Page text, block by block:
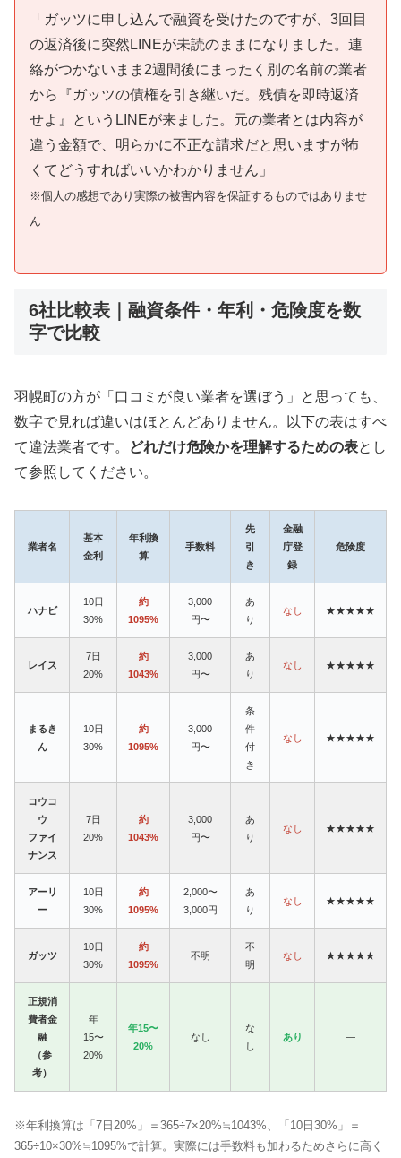
「ガッツに申し込んで融資を受けたのですが、3回目
の返済後に突然LINEが未読のままになりました。連
絡がつかないまま2週間後にまったく別の名前の業者
から『ガッツの債権を引き継いだ。残債を即時返済
せよ』というLINEが来ました。元の業者とは内容が
違う金額で、明らかに不正な請求だと思いますが怖
くてどうすればいいかわかりません」
※個人の感想であり実際の被害内容を保証するものではありませ
ん
6社比較表｜融資条件・年利・危険度を数
字で比較
羽幌町の方が「口コミが良い業者を選ぼう」と思っても、
数字で見れば違いはほとんどありません。以下の表はすべ
て違法業者です。
どれだけ危険かを理解するための表とし
て参照してください。
業者名
基本
金利
年利換
算
手数料
先
引
き
金融
庁登
録
危険度
ハナビ
10日
30%
約
1095%
3,000
円〜
あ
り
なし ★★★★★
レイス
7日
20%
約
1043%
3,000
円〜
あ
り
なし ★★★★★
まるき
ん
10日
30%
約
1095%
3,000
円〜
条
件
付
き
なし ★★★★★
コウコ
ウ
ファイ
ナンス
7日
20%
約
1043%
3,000
円〜
あ
り
なし ★★★★★
アーリ
ー
10日
30%
約
1095%
2,000〜
3,000円
あ
り
なし ★★★★★
ガッツ
10日
30%
約
1095%
不明
不
明
なし ★★★★★
正規消
費者金
融
（参
考）
年
15〜
20%
年15〜
20%
なし
な
し
あり —
※年利換算は「7日20%」＝365÷7×20%≒1043%、「10日30%」＝
365÷10×30%≒1095%で計算。実際には手数料も加わるためさらに高く